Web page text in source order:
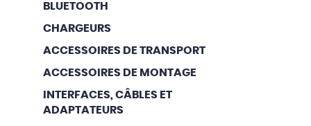
BLUETOOTH
CHARGEURS
ACCESSOIRES DE TRANSPORT
ACCESSOIRES DE MONTAGE
INTERFACES, CÂBLES ET
ADAPTATEURS